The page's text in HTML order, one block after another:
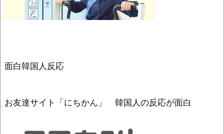
面白韓国人反応
お友達サイト「にちかん」 韓国人の反応が面白